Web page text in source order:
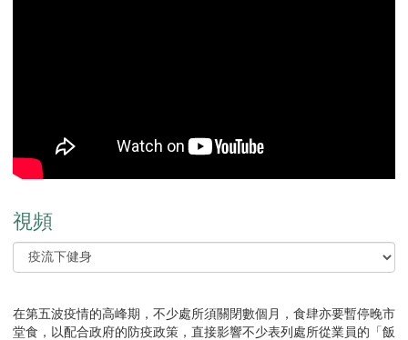
視頻
在第五波疫情的高峰期，不少處所須關閉數個月，食肆亦要暫停晚市
堂食，以配合政府的防疫政策，直接影響不少表列處所從業員的「飯